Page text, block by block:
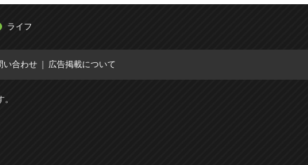
ライフ
い合わせ 広告掲載について